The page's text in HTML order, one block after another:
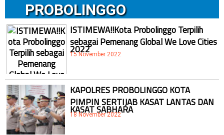
PROBOLINGGO
ISTIMEWA!!Kota Probolinggo Terpilih
sebagai Pemenang Global We Love Cities
2022
15 November 2022
KAPOLRES PROBOLINGGO KOTA
PIMPIN SERTIJAB KASAT LANTAS DAN
KASAT SABHARA
18 November 2022